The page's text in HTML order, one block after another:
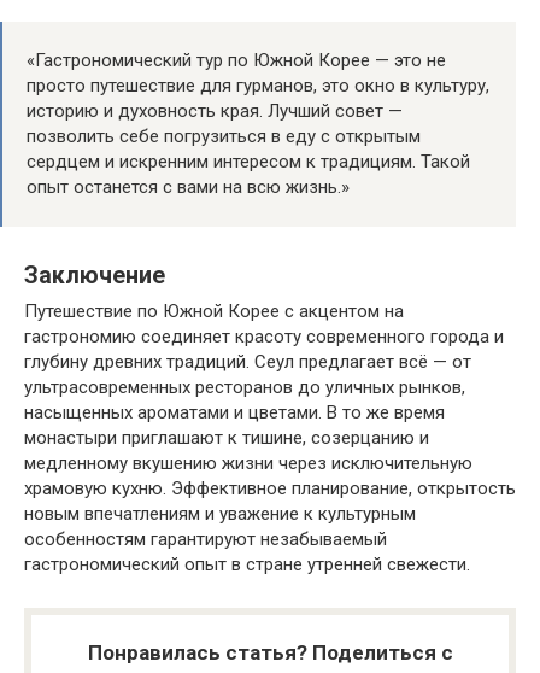
«Гастрономический тур по Южной Корее — это не
просто путешествие для гурманов, это окно в культуру,
историю и духовность края. Лучший совет —
позволить себе погрузиться в еду с открытым
сердцем и искренним интересом к традициям. Такой
опыт останется с вами на всю жизнь.»
Заключение
Путешествие по Южной Корее с акцентом на
гастрономию соединяет красоту современного города и
глубину древних традиций. Сеул предлагает всё — от
ультрасовременных ресторанов до уличных рынков,
насыщенных ароматами и цветами. В то же время
монастыри приглашают к тишине, созерцанию и
медленному вкушению жизни через исключительную
храмовую кухню. Эффективное планирование, открытость
новым впечатлениям и уважение к культурным
особенностям гарантируют незабываемый
гастрономический опыт в стране утренней свежести.
Понравилась статья? Поделиться с